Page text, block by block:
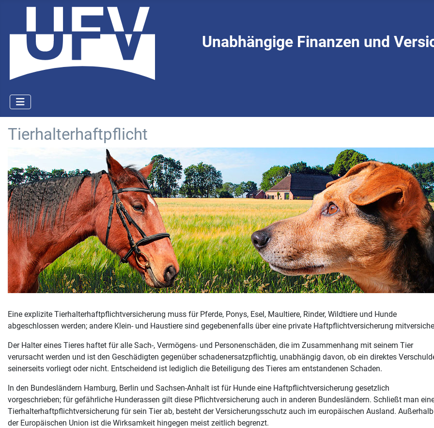
Unabhängige Finanzen und
Tierhalterhaftpflicht
Eine explizite Tierhalterhaftpflichtversicherung muss für Pferde, Ponys, Esel, Maultiere, Rinder, Wildtiere und Hunde
abgeschlossen werden; andere Klein- und Haustiere sind gegebenenfalls über eine private Haftpflichtversicherung
Der Halter eines Tieres haftet für alle Sach-, Vermögens- und Personenschäden, die im Zusammenhang mit seinem Tier
verursacht werden und ist den Geschädigten gegenüber schadenersatzpflichtig, unabhängig davon, ob ein direktes
seinerseits vorliegt oder nicht. Entscheidend ist lediglich die Beteiligung des Tieres am entstandenen Schaden.
In den Bundesländern Hamburg, Berlin und Sachsen-Anhalt ist für Hunde eine Haftpflichtversicherung gesetzlich
vorgeschrieben; für gefährliche Hunderassen gilt diese Pflichtversicherung auch in anderen Bundesländern. Schließt man
Tierhalterhaftpflichtversicherung für sein Tier ab, besteht der Versicherungsschutz auch im europäischen Ausland. Außerhalb
der Europäischen Union ist die Wirksamkeit hingegen meist zeitlich begrenzt.